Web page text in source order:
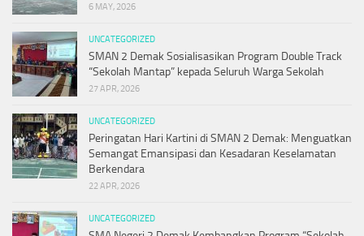
6 MAY, 2026
UNCATEGORIZED
SMAN 2 Demak Sosialisasikan Program Double Track
“Sekolah Mantap” kepada Seluruh Warga Sekolah
27 APR, 2026
UNCATEGORIZED
Peringatan Hari Kartini di SMAN 2 Demak: Menguatkan
Semangat Emansipasi dan Kesadaran Keselamatan
Berkendara
22 APR, 2026
UNCATEGORIZED